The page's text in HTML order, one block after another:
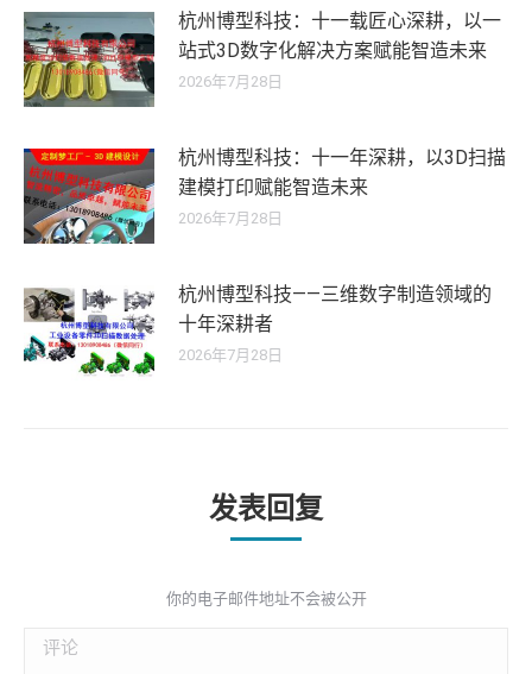
杭州博型科技：十一载匠心深耕，以一
站式3D数字化解决方案赋能智造未来
2026年7月28日
杭州博型科技：十一年深耕，以3D扫描
建模打印赋能智造未来
2026年7月28日
杭州博型科技——三维数字制造领域的
十年深耕者
2026年7月28日
发表回复
你的电子邮件地址不会被公开
评论